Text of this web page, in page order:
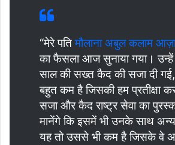
“मेरे पतिमौलाना अबुल कलाम
का फैसला आज सुनाया गया।
साल की सख्त कैद की सजा दी
बहुत कम है जिसकी हम प्रतीक्षा
सजा और कैद राष्ट्र सेवा का
मानेंगे कि इसमें भी उनके साथ
यह तो उससे भी कम है जिसके वे